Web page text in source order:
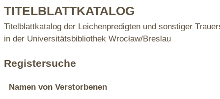
TITELBLATTKATALOG
Titelblattkatalog der Leichenpredigten und sonstiger
in der Universitätsbibliothek Wrocław/Breslau
Registersuche
Namen von Verstorbenen